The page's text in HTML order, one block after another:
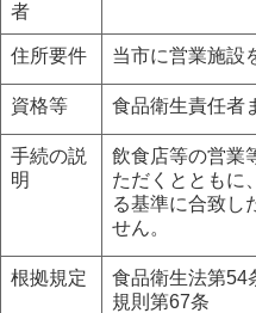
者
住所要件 当市に営業施設
資格等 食品衛生責任者
手続の説
明
飲食店等の営業
ただくとともに
る基準に合致し
せん。
根拠規定
食品衛生法第54
規則第67条